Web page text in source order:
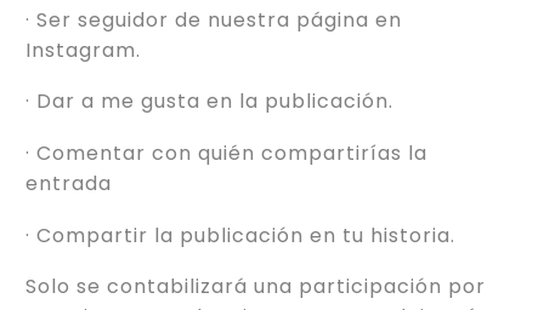
· Ser seguidor de nuestra página en
Instagram.
· Dar a me gusta en la publicación.
· Comentar con quién compartirías la
entrada
· Compartir la publicación en tu historia.
Solo se contabilizará una participación por